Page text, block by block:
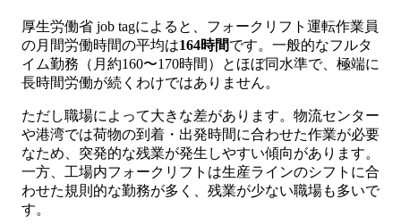
厚生労働省 job tagによると、フォークリフト運転作業員
の月間労働時間の平均は164時間です。一般的なフルタ
イム勤務（月約160〜170時間）とほぼ同水準で、極端に
長時間労働が続くわけではありません。
ただし職場によって大きな差があります。物流センター
や港湾では荷物の到着・出発時間に合わせた作業が必要
なため、突発的な残業が発生しやすい傾向があります。
一方、工場内フォークリフトは生産ラインのシフトに合
わせた規則的な勤務が多く、残業が少ない職場も多いで
す。